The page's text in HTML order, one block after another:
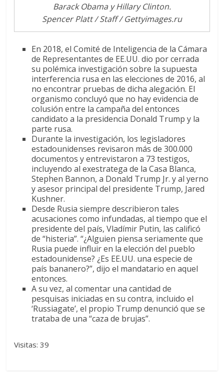
Barack Obama y Hillary Clinton.
Spencer Platt / Staff / Gettyimages.ru
En 2018, el Comité de Inteligencia de la Cámara
de Representantes de EE.UU. dio por cerrada
su polémica investigación sobre la supuesta
interferencia rusa en las elecciones de 2016, al
no encontrar pruebas de dicha alegación. El
organismo concluyó que no hay evidencia de
colusión entre la campaña del entonces
candidato a la presidencia Donald Trump y la
parte rusa.
Durante la investigación, los legisladores
estadounidenses revisaron más de 300.000
documentos y entrevistaron a 73 testigos,
incluyendo al exestratega de la Casa Blanca,
Stephen Bannon, a Donald Trump Jr. y al yerno
y asesor principal del presidente Trump, Jared
Kushner.
Desde Rusia siempre describieron tales
acusaciones como infundadas, al tiempo que el
presidente del país, Vladímir Putin, las calificó
de “histeria”. “¿Alguien piensa seriamente que
Rusia puede influir en la elección del pueblo
estadounidense? ¿Es EE.UU. una especie de
país bananero?”, dijo el mandatario en aquel
entonces.
A su vez, al comentar una cantidad de
pesquisas iniciadas en su contra, incluido el
‘Russiagate’, el propio Trump denunció que se
trataba de una “caza de brujas”.
Visitas: 39